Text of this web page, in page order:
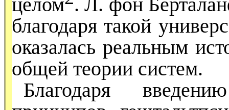
благодаря такой
оказалась ре­альным
общей теории систем.
Благодаря